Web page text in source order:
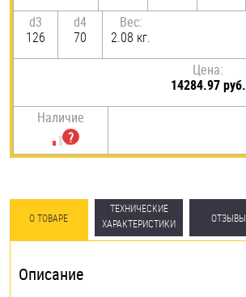
d3
126
d4
70
Вес:
2.08 кг.
Цена:
14284.97 руб.
Наличие
О ТОВАРЕ
ТЕХНИЧЕСКИЕ
ХАРАКТЕРИСТИКИ
ОТЗЫВЫ
Описание